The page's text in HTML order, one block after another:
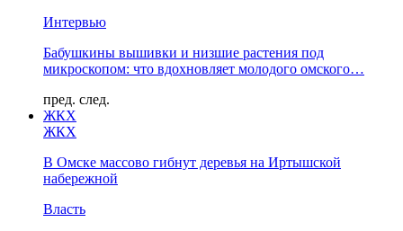
Интервью
Бабушкины вышивки и низшие растения под
микроскопом: что вдохновляет молодого омского…
пред. след.
ЖКХ
ЖКХ
В Омске массово гибнут деревья на Иртышской
набережной
Власть